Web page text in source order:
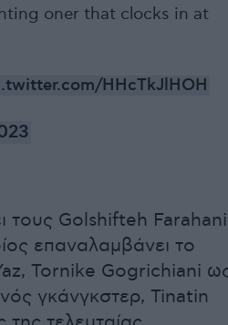
oner that clocks in at
HHcTkJlHOH
τους Golshifteh Farahani
επαναλαμβάνει το
Tornike Gogrichiani
γκάνγκστερ, Tinatin